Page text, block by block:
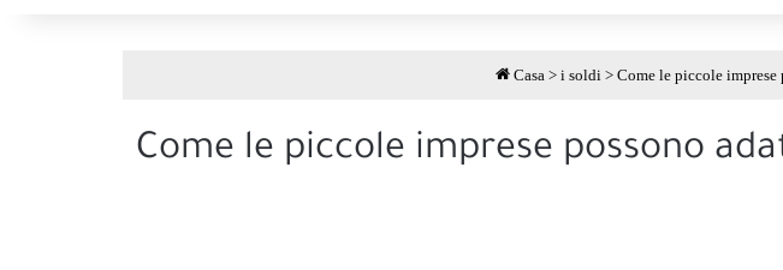
Casa > i soldi > Come le piccole imprese
Come le piccole imprese possono